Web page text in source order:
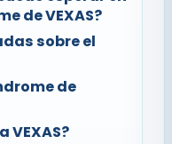
de VEXAS?
sobre el
de
VEXAS?